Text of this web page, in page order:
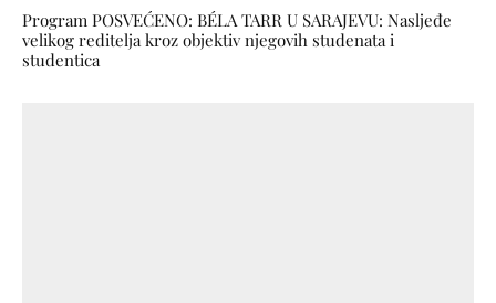
Program POSVEĆENO: BÉLA TARR U SARAJEVU: Nasljeđe
velikog reditelja kroz objektiv njegovih studenata i
studentica